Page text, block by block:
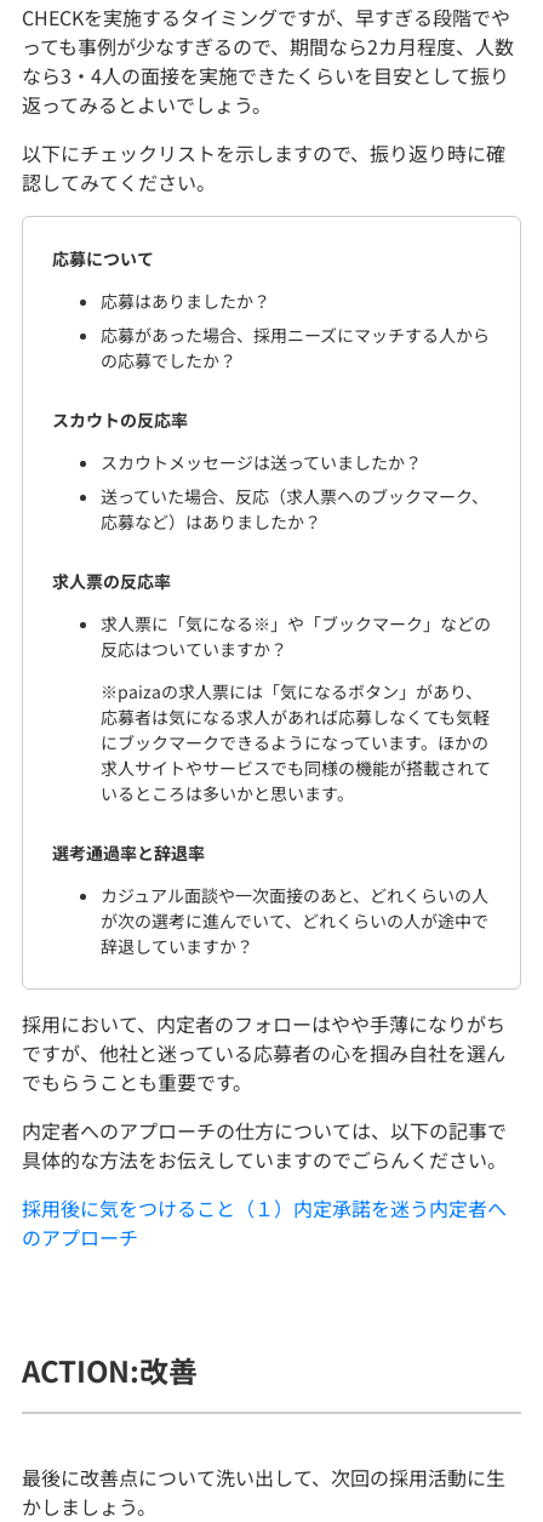
CHECKを実施するタイミングですが、早すぎる段階でや
っても事例が少なすぎるので、期間なら2カ月程度、人数
なら3・4人の面接を実施できたくらいを目安として振り
返ってみるとよいでしょう。
以下にチェックリストを示しますので、振り返り時に確
認してみてください。
応募について
応募はありましたか？
応募があった場合、採用ニーズにマッチする人から
の応募でしたか？
スカウトの反応率
スカウトメッセージは送っていましたか？
送っていた場合、反応（求人票へのブックマーク、
応募など）はありましたか？
求人票の反応率
求人票に「気になる※」や「ブックマーク」などの
反応はついていますか？
※paizaの求人票には「気になるボタン」があり、
応募者は気になる求人があれば応募しなくても気軽
にブックマークできるようになっています。ほかの
求人サイトやサービスでも同様の機能が搭載されて
いるところは多いかと思います。
選考通過率と辞退率
カジュアル面談や一次面接のあと、どれくらいの人
が次の選考に進んでいて、どれくらいの人が途中で
辞退していますか？
採用において、内定者のフォローはやや手薄になりがち
ですが、他社と迷っている応募者の心を掴み自社を選ん
でもらうことも重要です。
内定者へのアプローチの仕方については、以下の記事で
具体的な方法をお伝えしていますのでごらんください。
採用後に気をつけること（１）内定承諾を迷う内定者へ
のアプローチ
ACTION:改善
最後に改善点について洗い出して、次回の採用活動に生
かしましょう。